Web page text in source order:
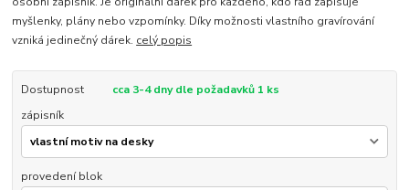
myšlenky, plány nebo vzpomínky. Díky možnosti vlastního gravírování
vzniká jedinečný dárek. celý popis
Dostupnost
cca 3-4 dny dle požadavků 1 ks
zápisník
provedení blok